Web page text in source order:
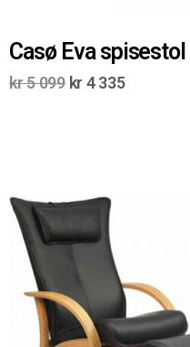
Casø Eva spisestol
kr5 099 kr 4 335